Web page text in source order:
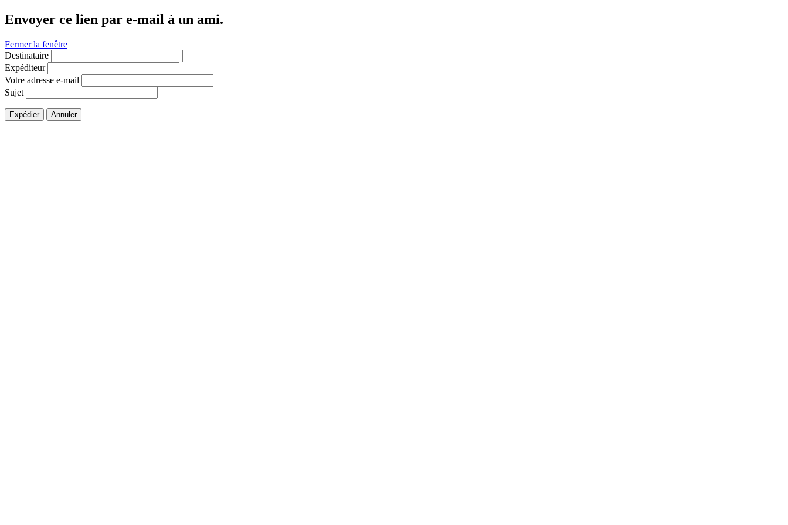
Envoyer ce lien par e-mail à un ami.
Fermer la fenêtre
Destinataire
Expéditeur
Votre adresse e-mail
Sujet
Expédier Annuler